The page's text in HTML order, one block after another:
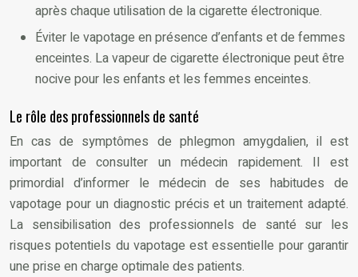
après chaque utilisation de la cigarette électronique.
Éviter le vapotage en présence d’enfants et de femmes
enceintes. La vapeur de cigarette électronique peut être
nocive pour les enfants et les femmes enceintes.
Le rôle des professionnels de santé
En cas de symptômes de phlegmon amygdalien, il est
important de consulter un médecin rapidement. Il est
primordial d’informer le médecin de ses habitudes de
vapotage pour un diagnostic précis et un traitement adapté.
La sensibilisation des professionnels de santé sur les
risques potentiels du vapotage est essentielle pour garantir
une prise en charge optimale des patients.